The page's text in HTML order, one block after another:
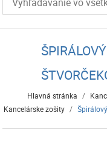
Hlavná stránka /
Kancelárske zošity /